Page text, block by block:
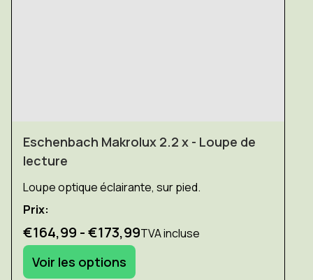
Eschenbach Makrolux 2.2 x - Loupe de
lecture
Loupe optique éclairante, sur pied.
Prix:
€164,99 - €173,99TVA incluse
Voir les options